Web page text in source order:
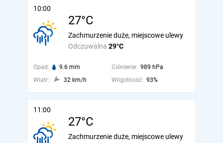
10:00
27°C
Odczuwalna 29°C
Zachmurzenie duże, miejscowe ulewy
Opad: 9.6 mm Ciśnienie: 989 hPa
Wiatr:
32 km/h Wilgotność: 93%
11:00
27°C
Zachmurzenie duże, miejscowe ulewy